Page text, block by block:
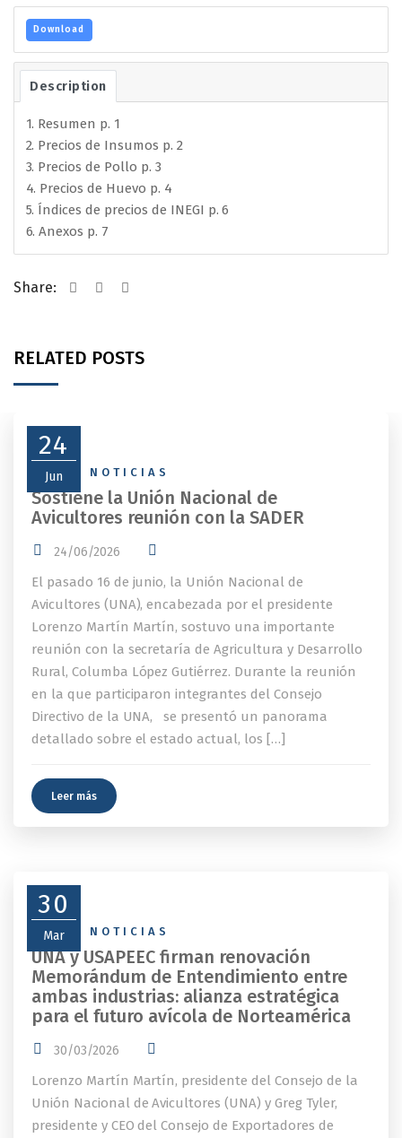
Download
Description
1. Resumen p. 1
2. Precios de Insumos p. 2
3. Precios de Pollo p. 3
4. Precios de Huevo p. 4
5. Índices de precios de INEGI p. 6
6. Anexos p. 7
Share:
RELATED POSTS
24
Jun
NEWS NOTICIAS
Sostiene la Unión Nacional de
Avicultores reunión con la SADER
24/06/2026
El pasado 16 de junio, la Unión Nacional de
Avicultores (UNA), encabezada por el presidente
Lorenzo Martín Martín, sostuvo una importante
reunión con la secretaría de Agricultura y Desarrollo
Rural, Columba López Gutiérrez. Durante la reunión
en la que participaron integrantes del Consejo
Directivo de la UNA, se presentó un panorama
detallado sobre el estado actual, los […]
Leer más
30
Mar
NEWS NOTICIAS
UNA y USAPEEC firman renovación
Memorándum de Entendimiento entre
ambas industrias: alianza estratégica
para el futuro avícola de Norteamérica
30/03/2026
Lorenzo Martín Martín, presidente del Consejo de la
Unión Nacional de Avicultores (UNA) y Greg Tyler,
presidente y CEO del Consejo de Exportadores de